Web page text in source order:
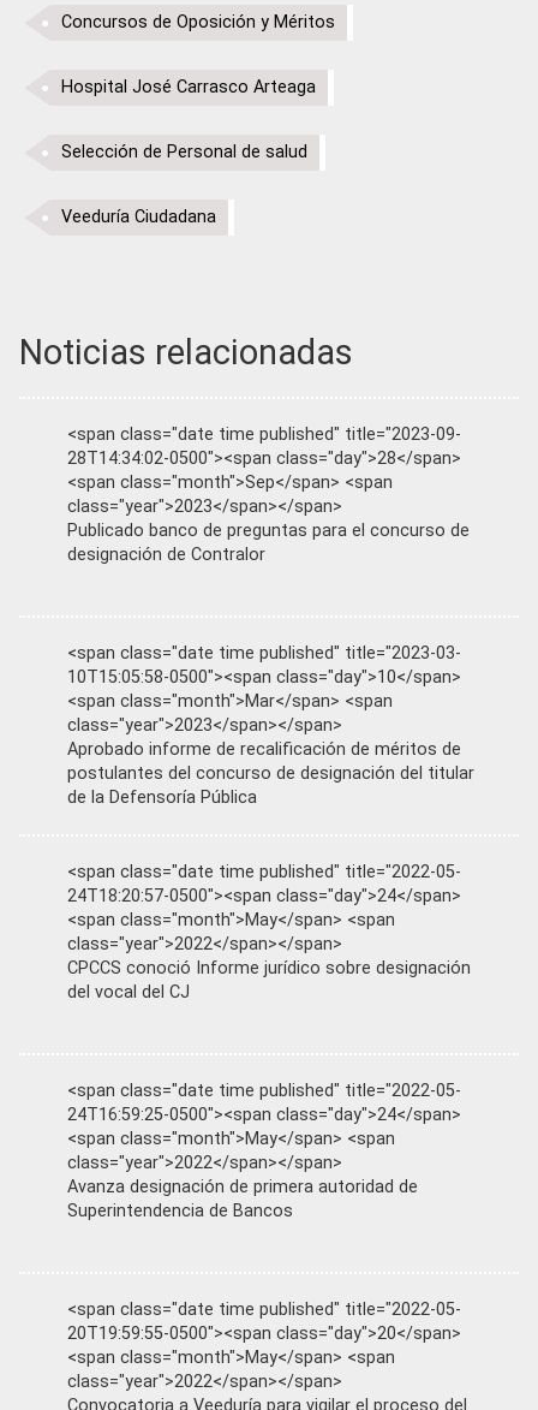
Concursos de Oposición y Méritos
Hospital José Carrasco Arteaga
Selección de Personal de salud
Veeduría Ciudadana
Noticias relacionadas
<span class="date time published" title="2023-09-
28T14:34:02-0500"><span class="day">28</span>
<span class="month">Sep</span> <span
class="year">2023</span></span>
Publicado banco de preguntas para el concurso de
designación de Contralor
<span class="date time published" title="2023-03-
10T15:05:58-0500"><span class="day">10</span>
<span class="month">Mar</span> <span
class="year">2023</span></span>
Aprobado informe de recalificación de méritos de
postulantes del concurso de designación del titular
de la Defensoría Pública
<span class="date time published" title="2022-05-
24T18:20:57-0500"><span class="day">24</span>
<span class="month">May</span> <span
class="year">2022</span></span>
CPCCS conoció Informe jurídico sobre designación
del vocal del CJ
<span class="date time published" title="2022-05-
24T16:59:25-0500"><span class="day">24</span>
<span class="month">May</span> <span
class="year">2022</span></span>
Avanza designación de primera autoridad de
Superintendencia de Bancos
<span class="date time published" title="2022-05-
20T19:59:55-0500"><span class="day">20</span>
<span class="month">May</span> <span
class="year">2022</span></span>
Convocatoria a Veeduría para vigilar el proceso del